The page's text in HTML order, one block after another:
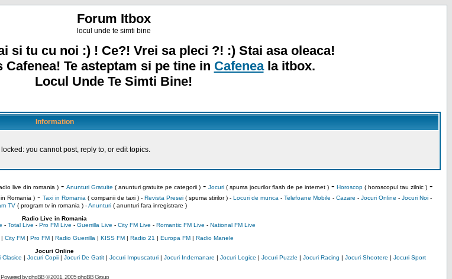
Forum Itbox
locul unde te simti bine
si tu cu noi :) ! Ce?! Vrei sa pleci ?! :) Stai asa oleaca!
Cafenea! Te asteptam si pe tine in Cafeneala itbox.
Locul Unde Te Simti Bine!
Information
you cannot post, reply to, or edit topics.
live din romania )- Anunturi Gratuite ( anunturi gratuite pe categorii )- Jocuri( spuma jocurilor flash de pe internet )- Horoscop( horoscopul tau zilnic )-
Romania )- Taxi in Romania ( companii de taxi ) - Revista Presei( spuma stirilor ) - Locuri de munca - Telefoane Mobile - Cazare - Jocuri Online - Jocuri Noi-
TV( program tv in romania )-Anunturi( anunturi fara inregistrare )
Radio Live in Romania
- Total Live - Pro FM Live - Guerrilla Live - City FM Live - Romantic FM Live - National FM Live
City FM| Pro FM| Radio Guerrilla | KISS FM| Radio 21 | Europa FM| Radio Manele
Jocuri Online
Clasice | Jocuri Copii| Jocuri De Gatit| Jocuri Impuscaturi| Jocuri Indemanare | Jocuri Logice | Jocuri Puzzle | Jocuri Racing | Jocuri Shootere | Jocuri Sport
Powered byphpBB© 2001, 2005 phpBB Group